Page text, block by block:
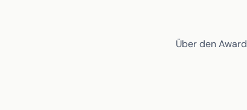
Über den Award